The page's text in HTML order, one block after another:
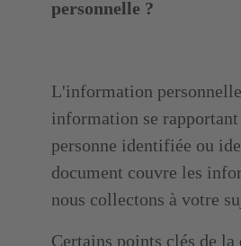
personnelle ?
L'information
information se rapportant
personne identifiée ou
document couvre les
nous collectons à votre
Certains points clés de la